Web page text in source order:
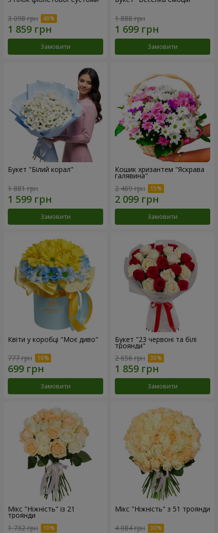
3 098 грн
Замовити
1 888 грн
Замовити
Букет "Білий корал"
1 881 грн
Замовити
Кошик хризантем "Яскрава
галявина"
2 469 грн
Замовити
Квіти у коробці "Моє диво"
777 грн
Замовити
Букет "23 червоні та білі
троянди"
2 656 грн
Замовити
Мікс "Ніжність" із 21
троянди
1 732 грн
Мікс "Ніжність" з 51 троянди
4 084 грн